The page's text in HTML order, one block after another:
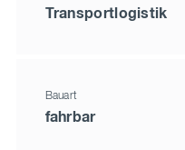
Transportlogistik
Bauart
fahrbar